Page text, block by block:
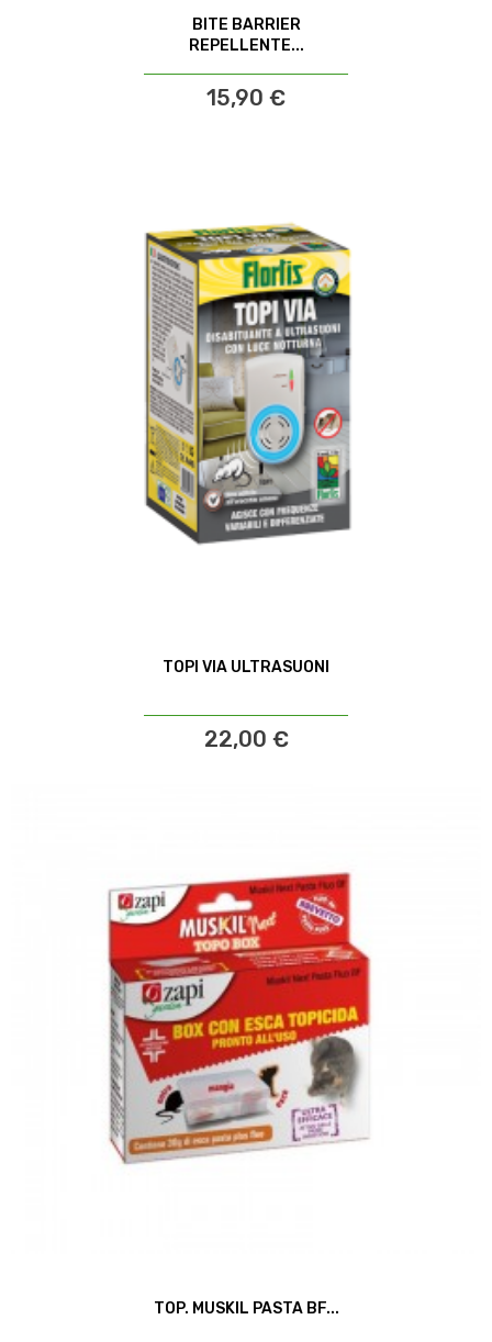
BITE BARRIER
REPELLENTE...
15,90 €
TOPI VIA ULTRASUONI
22,00 €
TOP. MUSKIL PASTA BF...